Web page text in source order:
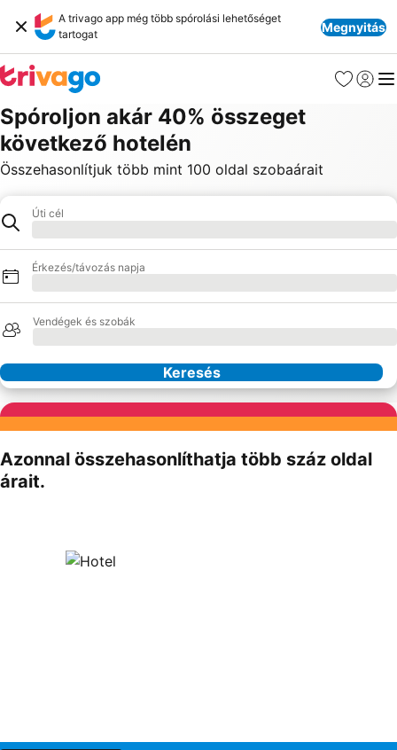
A trivago app még több spórolási lehetőséget
tartogat
Megnyitás
Kedvencek
Spóroljon akár 40% összeget
következő hotelén
Összehasonlítjuk több mint 100 oldal szobaárait
Úti cél
Úti cél
Érkezés/távozás napja
Vendégek és szobák
Keresés
Partnereink
Azonnal összehasonlíthatja több száz oldal
árait.